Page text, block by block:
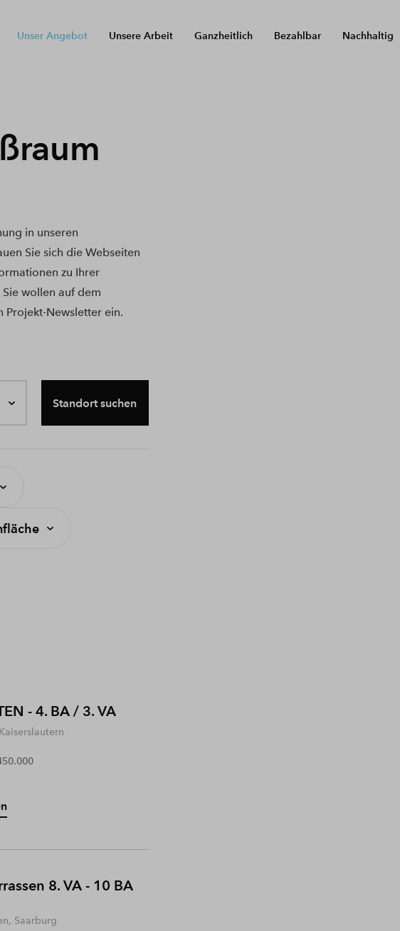
Unser Angebot Unsere Arbeit Ganzheitlich Bezahlbar Nachhaltig
in unseren
Sie sich die Webseiten
zu Ihrer
wollen auf dem
Projekt-Newsletter ein.
Standort suchen
- 4. BA / 3. VA
8. VA - 10 BA
Saarburg